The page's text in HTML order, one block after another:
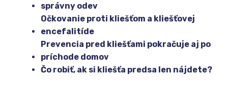
správny odev
Očkovanie proti kliešťom a kliešťovej
encefalitíde
Prevencia pred kliešťami pokračuje aj po
príchode domov
Čo robiť, ak si kliešťa predsa len nájdete?